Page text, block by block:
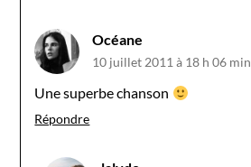
Océane
10 juillet 2011 à 18 h 06 min
Une superbe chanson
Répondre